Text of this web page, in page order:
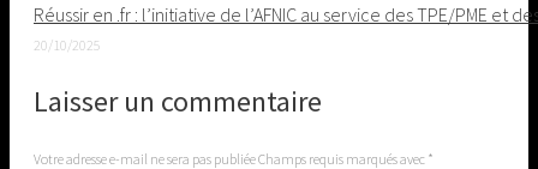
Réussir en .fr : l’initiative de l’AFNIC au service des TPE/PME et
20/10/2025
Laisser un commentaire
Votre adresse e-mail ne sera pas publiée Champs requis marqués avec *